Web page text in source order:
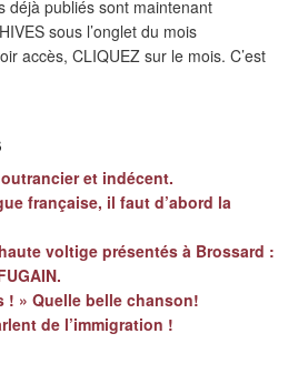
déjà publiés sont maintenant
sous l’onglet du mois
accès, CLIQUEZ sur le mois. C’est
et indécent.
française, il faut d’abord la
voltige présentés à Brossard :
! » Quelle belle chanson!
de l’immigration !